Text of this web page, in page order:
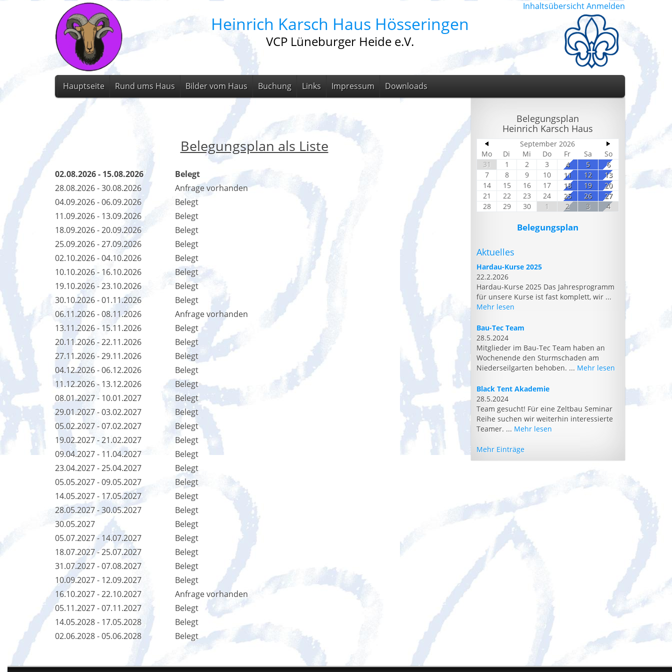
Inhaltsübersicht Anmelden
Heinrich Karsch Haus Hösseringen
VCP Lüneburger Heide e.V.
Hauptseite Rund ums Haus Bilder vom Haus Buchung Links Impressum Downloads
Belegungsplan als Liste
02.08.2026 - 15.08.2026
Belegt
28.08.2026 - 30.08.2026
Anfrage vorhanden
04.09.2026 - 06.09.2026
Belegt
11.09.2026 - 13.09.2026
Belegt
18.09.2026 - 20.09.2026
Belegt
25.09.2026 - 27.09.2026
Belegt
02.10.2026 - 04.10.2026
Belegt
10.10.2026 - 16.10.2026
Belegt
19.10.2026 - 23.10.2026
Belegt
30.10.2026 - 01.11.2026
Belegt
06.11.2026 - 08.11.2026
Anfrage vorhanden
13.11.2026 - 15.11.2026
Belegt
20.11.2026 - 22.11.2026
Belegt
27.11.2026 - 29.11.2026
Belegt
04.12.2026 - 06.12.2026
Belegt
11.12.2026 - 13.12.2026
Belegt
08.01.2027 - 10.01.2027
Belegt
29.01.2027 - 03.02.2027
Belegt
05.02.2027 - 07.02.2027
Belegt
19.02.2027 - 21.02.2027
Belegt
09.04.2027 - 11.04.2027
Belegt
23.04.2027 - 25.04.2027
Belegt
05.05.2027 - 09.05.2027
Belegt
14.05.2027 - 17.05.2027
Belegt
28.05.2027 - 30.05.2027
Belegt
30.05.2027
Belegt
05.07.2027 - 14.07.2027
Belegt
18.07.2027 - 25.07.2027
Belegt
31.07.2027 - 07.08.2027
Belegt
10.09.2027 - 12.09.2027
Belegt
16.10.2027 - 22.10.2027
Anfrage vorhanden
05.11.2027 - 07.11.2027
Belegt
14.05.2028 - 17.05.2028
Belegt
02.06.2028 - 05.06.2028
Belegt
Belegungsplan
Heinrich Karsch Haus
September 2026
Mo
Di Mi Do Fr Sa
So
31
1 2 3 4 5
6
7
8 9 10 11 12
13
14
15 16 17 18 19
20
21
22 23 24 25 26
27
28
29 30 1 2 3 4
Belegungsplan
Aktuelles
Hardau-Kurse 2025
22.2.2026
Hardau-Kurse 2025 Das Jahresprogramm
für unsere Kurse ist fast komplett, wir ...
Mehr lesen
Bau-Tec Team
28.5.2024
Mitglieder im Bau-Tec Team haben an
Wochenende den Sturmschaden am
Niederseilgarten behoben. ... Mehr lesen
Black Tent Akademie
28.5.2024
Team gesucht! Für eine Zeltbau Seminar
Reihe suchen wir weiterhin interessierte
Teamer. ... Mehr lesen
Mehr Einträge